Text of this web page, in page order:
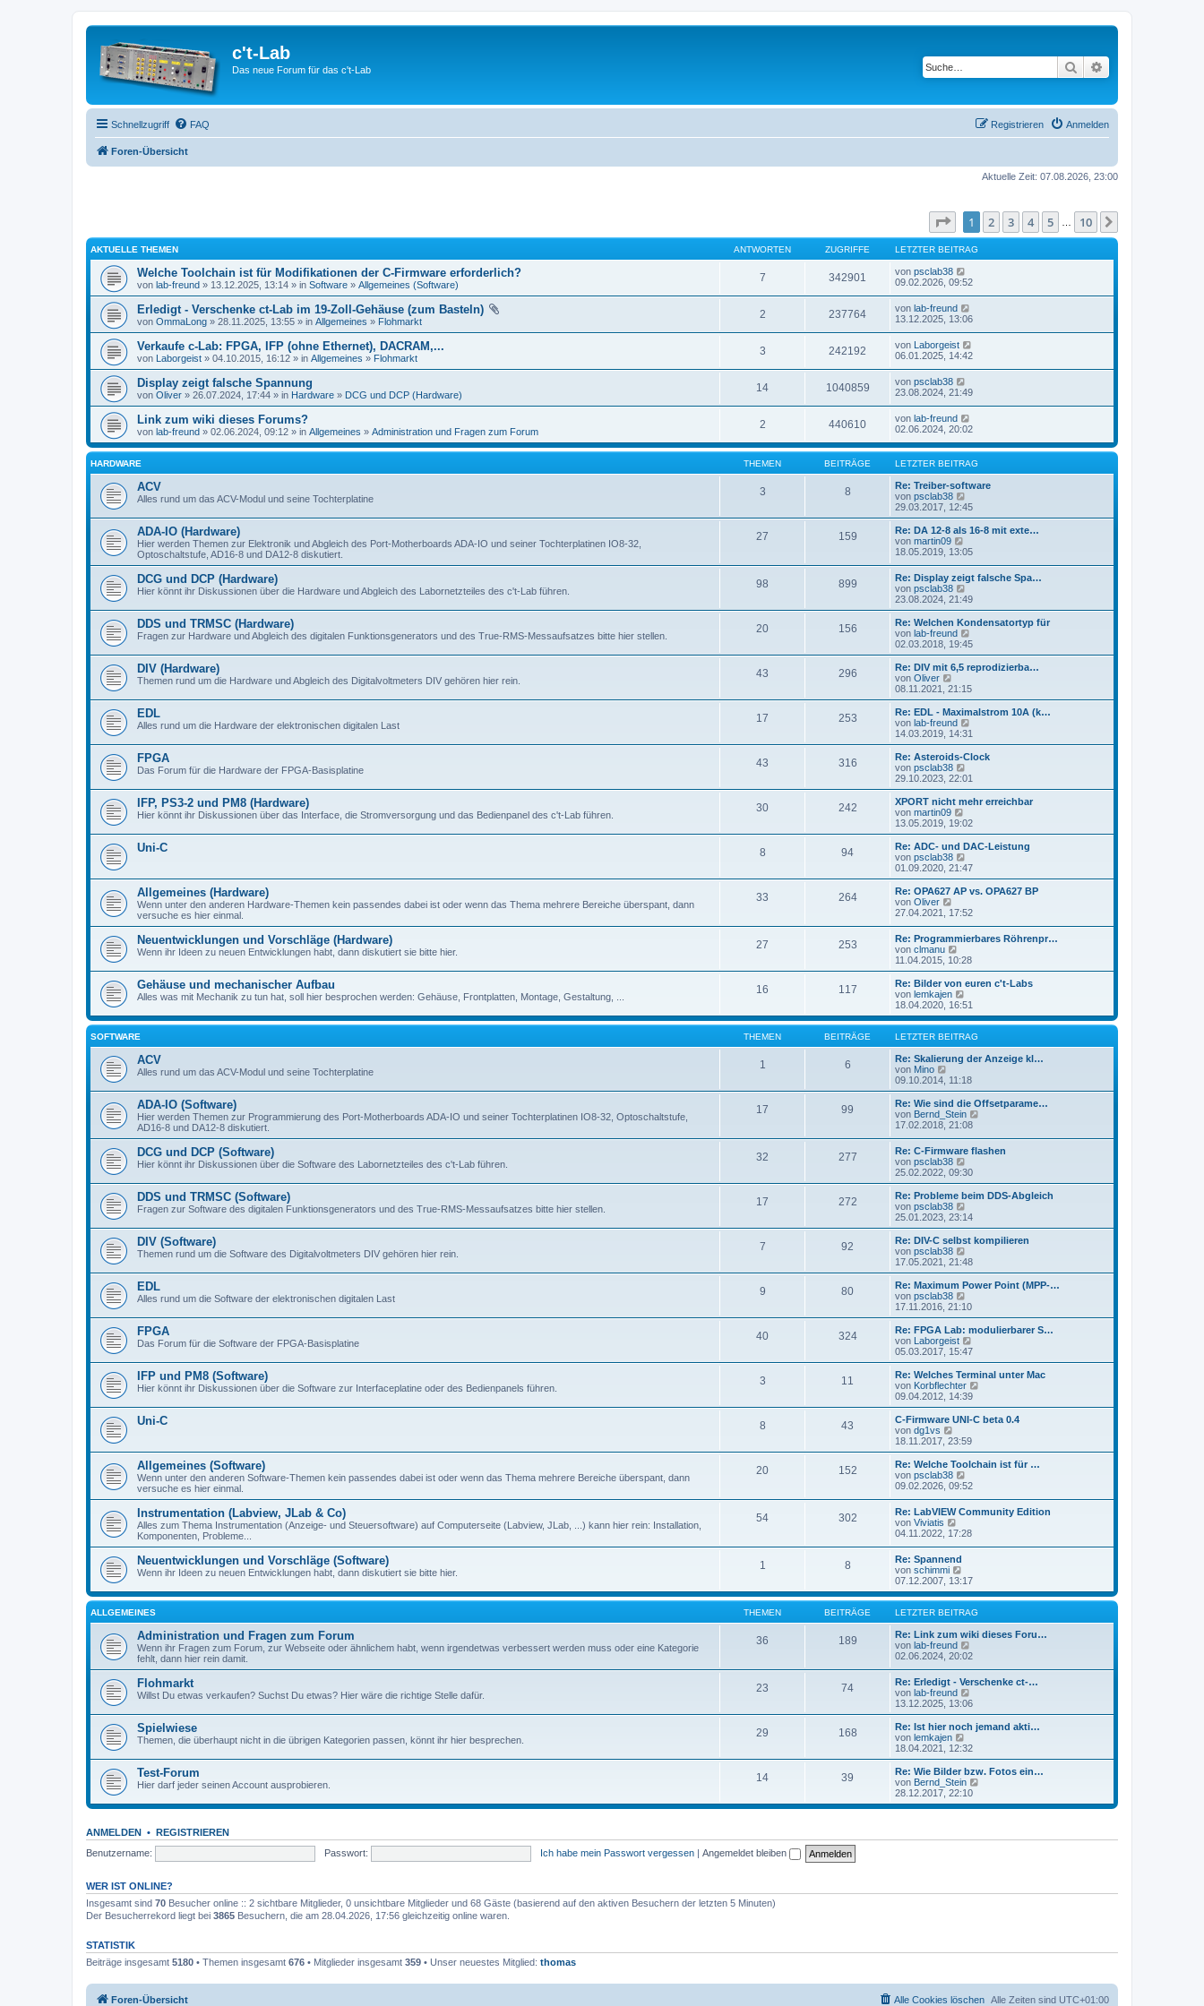
c't-Lab
Das neue Forum für das c't-Lab Suche
Schnellzugriff FAQ Anmelden
Registrieren
Foren-Übersicht
Aktuelle Zeit: 07.08.2026, 23:00
Seite von10
1 2 3 4 5 10
AKTUELLE THEMEN ANTWORTEN ZUGRIFFE LETZTER BEITRAG
Welche Toolchain ist für Modifikationen der C-Firmware erforderlich?
von lab-freund » 13.12.2025, 13:14 » in Software » Allgemeines (Software)
7 342901 von psclab38
09.02.2026, 09:52
Erledigt - Verschenke ct-Lab im 19-Zoll-Gehäuse (zum Basteln)
von OmmaLong » 28.11.2025, 13:55 » in Allgemeines » Flohmarkt
2 237764 von lab-freund
13.12.2025, 13:06
Verkaufe c-Lab: FPGA, IFP (ohne Ethernet), DACRAM,...
von Laborgeist » 04.10.2015, 16:12 » in Allgemeines » Flohmarkt
3 242192 von Laborgeist
06.01.2025, 14:42
Display zeigt falsche Spannung
von Oliver » 26.07.2024, 17:44 » in Hardware » DCG und DCP (Hardware)
14 1040859 von psclab38
23.08.2024, 21:49
Link zum wiki dieses Forums?
von lab-freund » 02.06.2024, 09:12 » in Allgemeines » Administration und Fragen zum Forum
2 440610 von lab-freund
02.06.2024, 20:02
HARDWARE THEMEN BEITRÄGE LETZTER BEITRAG
ACV
Alles rund um das ACV-Modul und seine Tochterplatine
3 8
Re: Treiber-software
von psclab38
e
u
e
t
r
B
i
t
r
a
g
29.03.2017, 12:45
ADA-IO (Hardware)
Hier werden Themen zur Elektronik und Abgleich des Port-Motherboards ADA-IO und seiner Tochterplatinen IO8-32,
Optoschaltstufe, AD16-8 und DA12-8 diskutiert.
27 159
Re: DA 12-8 als 16-8 mit exte…
von martin09
e
e
s
t
e
r
B
e
i
t
r
g
18.05.2019, 13:05
DCG und DCP (Hardware)
Hier könnt ihr Diskussionen über die Hardware und Abgleich des Labornetzteiles des c't-Lab führen.
98 899
Re: Display zeigt falsche Spa…
von psclab38
e
u
e
s
t
B
e
i
r
a
g
23.08.2024, 21:49
DDS und TRMSC (Hardware)
Fragen zur Hardware und Abgleich des digitalen Funktionsgenerators und des True-RMS-Messaufsatzes bitte hier stellen.
20 156
Re: Welchen Kondensatortyp für
von lab-freund
e
u
e
s
t
B
e
i
r
g
02.03.2018, 19:45
DIV (Hardware)
Themen rund um die Hardware und Abgleich des Digitalvoltmeters DIV gehören hier rein.
43 296
Re: DIV mit 6,5 reprodizierba…
von Oliver
e
u
e
s
t
r
B
e
i
r
a
g
08.11.2021, 21:15
EDL
Alles rund um die Hardware der elektronischen digitalen Last
17 253
Re: EDL - Maximalstrom 10A (k…
von lab-freund
e
u
e
t
r
B
e
i
r
g
14.03.2019, 14:31
FPGA
Das Forum für die Hardware der FPGA-Basisplatine
43 316
Re: Asteroids-Clock
von psclab38
e
u
e
t
r
B
e
i
r
g
29.10.2023, 22:01
IFP, PS3-2 und PM8 (Hardware)
Hier könnt ihr Diskussionen über das Interface, die Stromversorgung und das Bedienpanel des c't-Lab führen.
30 242
XPORT nicht mehr erreichbar
von martin09
e
u
e
s
t
r
B
e
i
t
r
g
13.05.2019, 19:02
Uni-C 8 94
Re: ADC- und DAC-Leistung
von psclab38
e
u
e
t
B
i
t
r
g
01.09.2020, 21:47
Allgemeines (Hardware)
Wenn unter den anderen Hardware-Themen kein passendes dabei ist oder wenn das Thema mehrere Bereiche überspant, dann
versuche es hier einmal.
33 264
Re: OPA627 AP vs. OPA627 BP
von Oliver
e
s
t
e
B
e
i
t
r
a
g
27.04.2021, 17:52
Neuentwicklungen und Vorschläge (Hardware)
Wenn ihr Ideen zu neuen Entwicklungen habt, dann diskutiert sie bitte hier.
27 253
Re: Programmierbares Röhrenpr…
von clmanu
e
u
e
s
t
r
B
e
i
t
r
g
11.04.2015, 10:28
Gehäuse und mechanischer Aufbau
Alles was mit Mechanik zu tun hat, soll hier besprochen werden: Gehäuse, Frontplatten, Montage, Gestaltung, ...
16 117
Re: Bilder von euren c't-Labs
von lemkajen
e
u
e
s
t
e
B
e
i
t
r
g
18.04.2020, 16:51
SOFTWARE THEMEN BEITRÄGE LETZTER BEITRAG
ACV
Alles rund um das ACV-Modul und seine Tochterplatine
1 6
Re: Skalierung der Anzeige kl…
von Mino
e
u
e
s
t
r
B
e
i
t
r
a
g
09.10.2014, 11:18
ADA-IO (Software)
Hier werden Themen zur Programmierung des Port-Motherboards ADA-IO und seiner Tochterplatinen IO8-32, Optoschaltstufe,
AD16-8 und DA12-8 diskutiert.
17 99
Re: Wie sind die Offsetparame…
von Bernd_Stein
s
r
B
t
r
17.02.2018, 21:08
DCG und DCP (Software)
Hier könnt ihr Diskussionen über die Software des Labornetzteiles des c't-Lab führen.
32 277
Re: C-Firmware flashen
von psclab38
e
u
e
t
r
B
e
i
r
g
25.02.2022, 09:30
DDS und TRMSC (Software)
Fragen zur Software des digitalen Funktionsgenerators und des True-RMS-Messaufsatzes bitte hier stellen.
17 272
Re: Probleme beim DDS-Abgleich
von psclab38
e
u
e
t
r
B
e
i
r
a
g
25.01.2023, 23:14
DIV (Software)
Themen rund um die Software des Digitalvoltmeters DIV gehören hier rein.
7 92
Re: DIV-C selbst kompilieren
von psclab38
e
u
e
t
B
e
i
r
a
g
17.05.2021, 21:48
EDL
Alles rund um die Software der elektronischen digitalen Last
9 80
Re: Maximum Power Point (MPP-…
von psclab38
e
u
e
s
t
B
e
i
r
g
17.11.2016, 21:10
FPGA
Das Forum für die Software der FPGA-Basisplatine
40 324
Re: FPGA Lab: modulierbarer S…
von Laborgeist
e
u
e
s
t
r
B
r
g
05.03.2017, 15:47
IFP und PM8 (Software)
Hier könnt ihr Diskussionen über die Software zur Interfaceplatine oder des Bedienpanels führen.
3 11
Re: Welches Terminal unter Mac
von Korbflechter
u
e
B
t
r
09.04.2012, 14:39
Uni-C 8 43
C-Firmware UNI-C beta 0.4
von dg1vs
e
u
e
s
t
B
e
i
t
r
a
g
18.11.2017, 23:59
Allgemeines (Software)
Wenn unter den anderen Software-Themen kein passendes dabei ist oder wenn das Thema mehrere Bereiche überspant, dann
versuche es hier einmal.
20 152
Re: Welche Toolchain ist für …
von psclab38
e
s
t
e
r
i
t
r
a
g
09.02.2026, 09:52
Instrumentation (Labview, JLab & Co)
Alles zum Thema Instrumentation (Anzeige- und Steuersoftware) auf Computerseite (Labview, JLab, ...) kann hier rein: Installation,
Komponenten, Probleme...
54 302
Re: LabVIEW Community Edition
von Viviatis
e
e
s
t
e
r
B
e
t
r
a
g
04.11.2022, 17:28
Neuentwicklungen und Vorschläge (Software)
Wenn ihr Ideen zu neuen Entwicklungen habt, dann diskutiert sie bitte hier.
1 8
Re: Spannend
von schimmi
e
u
e
s
t
e
r
B
i
t
r
a
g
07.12.2007, 13:17
ALLGEMEINES THEMEN BEITRÄGE LETZTER BEITRAG
Administration und Fragen zum Forum
Wenn ihr Fragen zum Forum, zur Webseite oder ähnlichem habt, wenn irgendetwas verbessert werden muss oder eine Kategorie
fehlt, dann hier rein damit.
36 189
Re: Link zum wiki dieses Foru…
von lab-freund
e
s
t
e
r
B
i
t
r
a
g
02.06.2024, 20:02
Flohmarkt
Willst Du etwas verkaufen? Suchst Du etwas? Hier wäre die richtige Stelle dafür.
23 74
Re: Erledigt - Verschenke ct-…
von lab-freund
e
u
e
s
t
B
e
i
t
g
13.12.2025, 13:06
Spielwiese
Themen, die überhaupt nicht in die übrigen Kategorien passen, könnt ihr hier besprechen.
29 168
Re: Ist hier noch jemand akti…
von lemkajen
e
u
e
s
t
r
i
18.04.2021, 12:32
Test-Forum
Hier darf jeder seinen Account ausprobieren.
14 39
Re: Wie Bilder bzw. Fotos ein…
von Bernd_Stein
u
28.12.2017, 22:10
ANMELDEN • REGISTRIEREN
Benutzername:
Passwort: Ich habe mein Passwort vergessen | Angemeldet bleiben
WER IST ONLINE?
Insgesamt sind 70 Besucher online :: 2 sichtbare Mitglieder, 0 unsichtbare Mitglieder und 68 Gäste (basierend auf den aktiven Besuchern der letzten 5 Minuten)
Der Besucherrekord liegt bei 3865 Besuchern, die am 28.04.2026, 17:56 gleichzeitig online waren.
STATISTIK
Beiträge insgesamt 5180 • Themen insgesamt 676 • Mitglieder insgesamt 359 • Unser neuestes Mitglied: thomas
Foren-Übersicht Alle Zeiten sind UTC+01:00
Alle Cookies löschen